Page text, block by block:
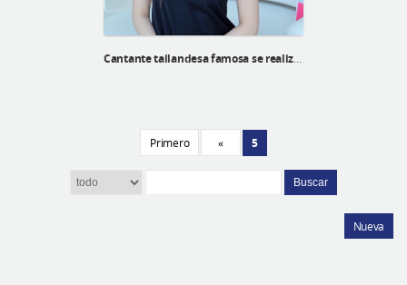
Cantante tailandesa famosa se realiza una cirugía en ID Hospital
Primero « 5
Buscar
Nueva